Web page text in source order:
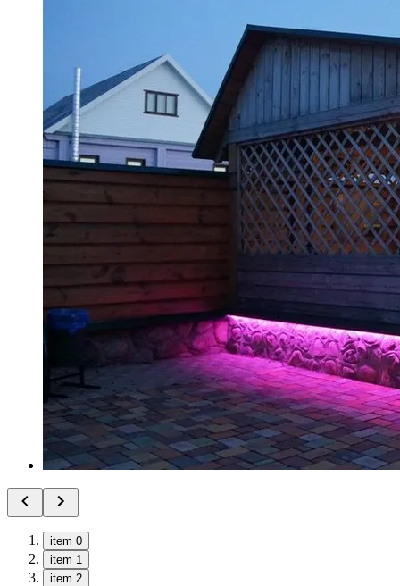
item 0
item 1
item 2